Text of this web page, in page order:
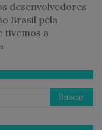
desenvolvedores
Brasil pela
tivemos a